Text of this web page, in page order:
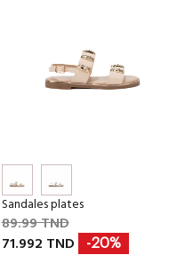
Sandales plates
89.99 TND
71.992 TND
-20%